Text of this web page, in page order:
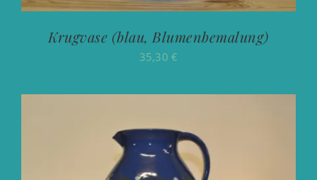
Krugvase (blau, Blumenbemalung)
35,30€